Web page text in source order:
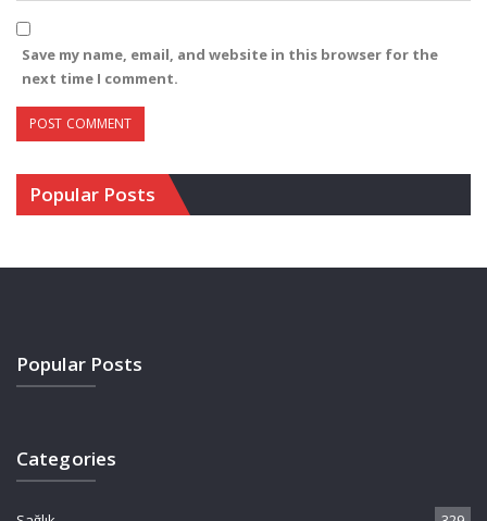
Save my name, email, and website in this browser for the
next time I comment.
Popular Posts
Popular Posts
Categories